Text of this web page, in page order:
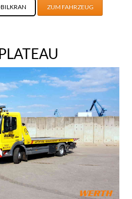
ZUM FAHRZEUG